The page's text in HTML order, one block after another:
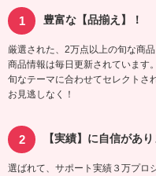
豊富な【品揃え】！
厳選された、2万点以上の旬な商品
商品情報は毎日更新されています。
旬なテーマに合わせてセレクトさ
お見逃しなく！
【実績】に自信があり
選ばれて、サポート実績３万プロ